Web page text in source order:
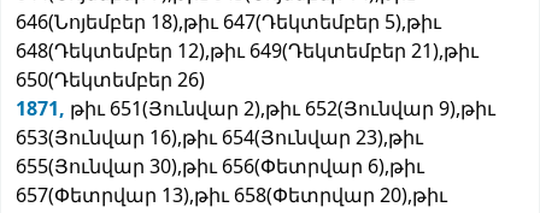
646(Նոյեմբեր 18),թիւ 647(Դեկտեմբեր 5),թիւ
648(Դեկտեմբեր 12),թիւ 649(Դեկտեմբեր 21),թիւ
650(Դեկտեմբեր 26)
1871, թիւ 651(Յունվար 2),թիւ 652(Յունվար 9),թիւ
653(Յունվար 16),թիւ 654(Յունվար 23),թիւ
655(Յունվար 30),թիւ 656(Փետրվար 6),թիւ
657(Փետրվար 13),թիւ 658(Փետրվար 20),թիւ